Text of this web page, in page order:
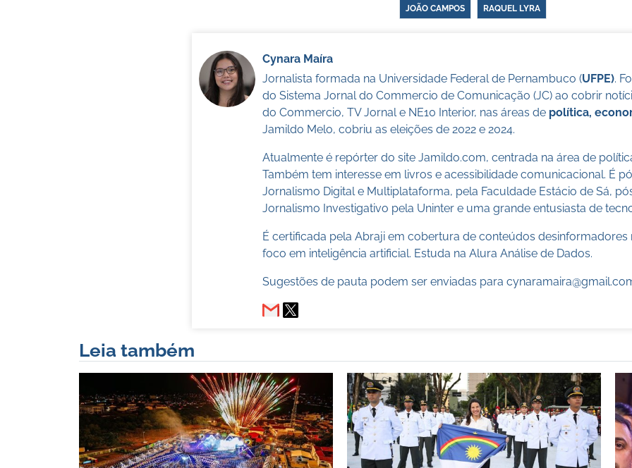
JOÃO CAMPOS RAQUEL LYRA
Cynara Maíra
Jornalista formada na Universidade Federal de Pernambuco (UFPE).
do Sistema Jornal do Commercio de Comunicação (JC) ao cobrir
do Commercio, TV Jornal e NE10 Interior, nas áreas de política,
Jamildo Melo, cobriu as eleições de 2022 e 2024.
Atualmente é repórter do site Jamildo.com, centrada na área de
Também tem interesse em livros e acessibilidade comunicacional. É
Jornalismo Digital e Multiplataforma, pela Faculdade Estácio de Sá,
Jornalismo Investigativo pela Uninter e uma grande entusiasta de
É certificada pela Abraji em cobertura de conteúdos desinformadores
foco em inteligência artificial. Estuda na Alura Análise de Dados.
Sugestões de pauta podem ser enviadas para
Leia também